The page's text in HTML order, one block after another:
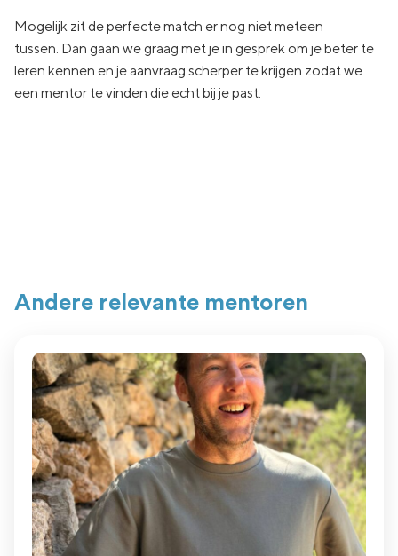
Mogelijk zit deperfecte match er nog niet meteen
tussen. Dan gaan we graag met je in gesprek om je beter te
leren kennen en je aanvraag scherper te krijgen zodat we
een mentor te vinden die echt bij je past.
Andere relevante mentoren